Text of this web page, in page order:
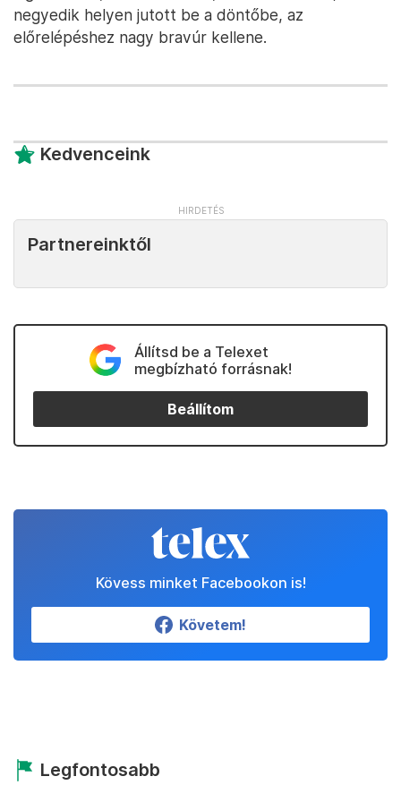
negyedik helyen jutott be a döntőbe, az
előrelépéshez nagy bravúr kellene.
Kedvenceink
Partnereinktől
Állítsd be a Telexet
megbízható forrásnak!
Beállítom
Kövess minket Facebookon is!
Követem!
Legfontosabb